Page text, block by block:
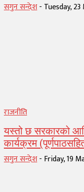
सगुन सन्देश- Tuesday,
राजनीति
यस्तो छ सरकारको
कार्यक्रम
सगुन सन्देश- Friday, 19